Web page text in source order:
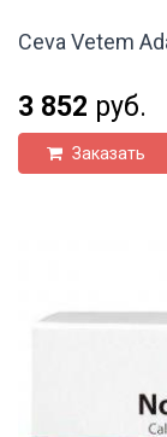
Ceva Vetem
3 852 руб.
Заказать